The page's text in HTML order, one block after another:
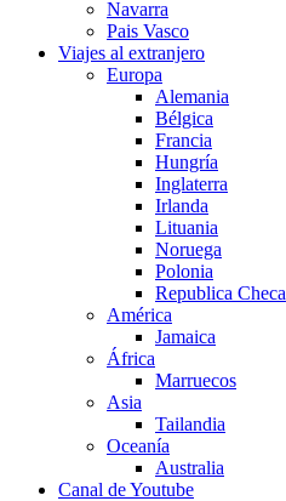
Navarra
Pais Vasco
Viajes al extranjero
Europa
Alemania
Bélgica
Francia
Hungría
Inglaterra
Irlanda
Lituania
Noruega
Polonia
Republica Checa
América
Jamaica
África
Marruecos
Asia
Tailandia
Oceanía
Australia
Canal de Youtube